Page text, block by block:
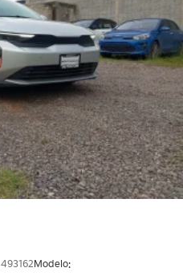
493162Modelo: